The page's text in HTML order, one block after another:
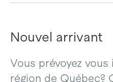
Nouvel arrivant
Vous prévoyez
région de Québec?